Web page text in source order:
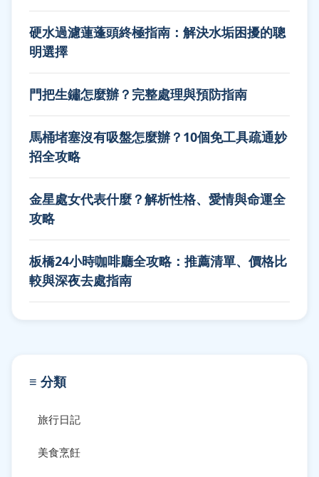
硬水過濾蓮蓬頭終極指南：解決水垢困擾的聰
明選擇
門把生鏽怎麼辦？完整處理與預防指南
馬桶堵塞沒有吸盤怎麼辦？10個免工具疏通妙
招全攻略
金星處女代表什麼？解析性格、愛情與命運全
攻略
板橋24小時咖啡廳全攻略：推薦清單、價格比
較與深夜去處指南
≡ 分類
旅行日記
美食烹飪